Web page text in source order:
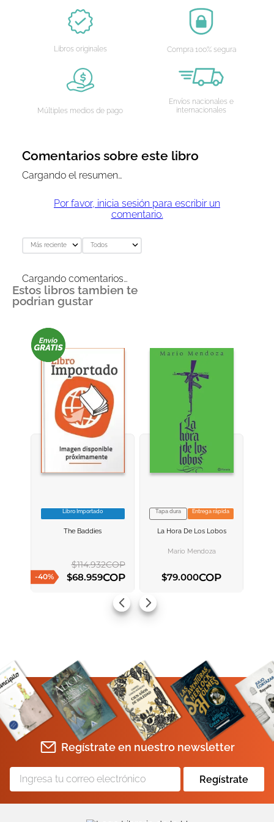
Libros originales Compra 100% segura
Múltiples medios de pago
Envíos nacionales e
internacionales
Comentarios sobre este libro
Cargando el resumen…
Por favor, inicia sesión para escribir un
comentario.
Más reciente Todos
Cargando comentarios…
Estos libros tambien te
podrian gustar
VER INFORMACION
Libro Importado
The Baddies
-40%
$114.932COP
$68.959COP
VER INFORMACION
Tapa dura Entrega rápida
La Hora De Los Lobos
Mario Mendoza
$79.000COP
Regístrate en nuestro newsletter
Regístrate